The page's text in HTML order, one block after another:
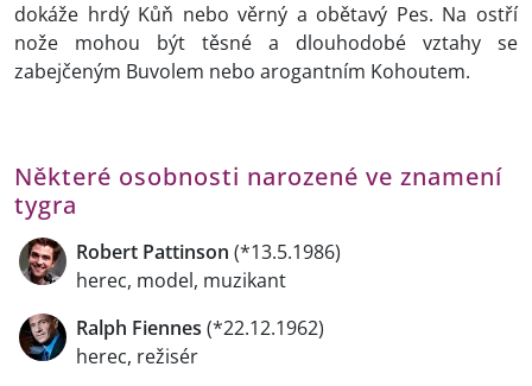
dokáže hrdý Kůň nebo věrný a obětavý Pes. Na ostří
nože mohou být těsné a dlouhodobé vztahy se
zabejčeným Buvolem nebo arogantním Kohoutem.
Některé osobnosti narozené ve znamení
tygra
Robert Pattinson (*13.5.1986)
herec, model, muzikant
Ralph Fiennes (*22.12.1962)
herec, režisér